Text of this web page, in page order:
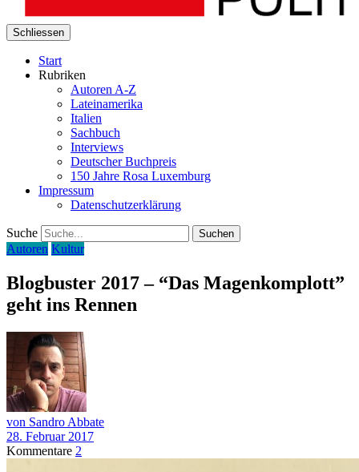
Schliessen
Start
Rubriken
Autoren A-Z
Lateinamerika
Italien
Sachbuch
Interviews
Deutscher Buchpreis
150 Jahre Rosa Luxemburg
Impressum
Datenschutzerklärung
Suche
Autoren Kultur
Blogbuster 2017 – “Das Magenkomplott”
geht ins Rennen
von Sandro Abbate
28. Februar 2017
Kommentare 2